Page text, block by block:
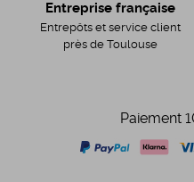
Entreprise française
Entrepôts et service client
près de Toulouse
Paiement